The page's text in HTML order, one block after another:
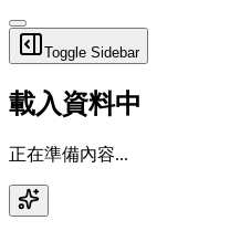
Toggle Sidebar
載入資料中
正在準備內容...